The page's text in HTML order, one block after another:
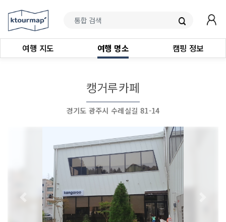
여행 지도 여행 명소 캠핑 정보
캥거루카페
경기도 광주시 수레실길 81-14